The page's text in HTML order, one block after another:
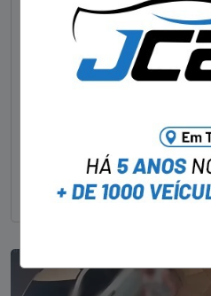
Foragido pela morte de
em bar morre em
Um dos dois foragidos
um delegado aposentado
Sul catarinense, foi